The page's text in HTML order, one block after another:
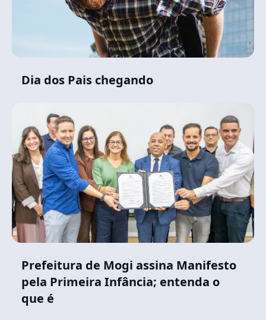
Dia dos Pais chegando
Prefeitura de Mogi assina Manifesto
pela Primeira Infância; entenda o
que é